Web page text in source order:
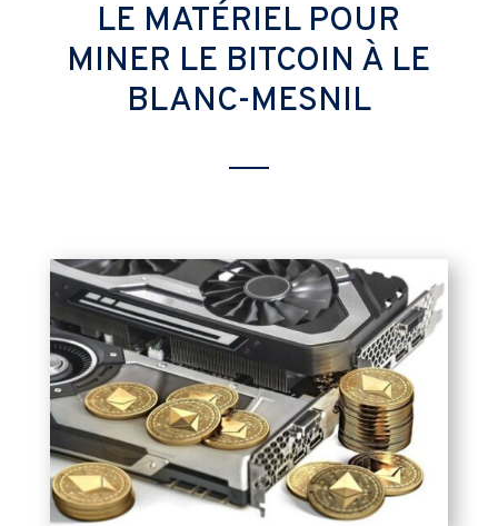
LE MATÉRIEL POUR
MINER LE BITCOIN À LE
BLANC-MESNIL